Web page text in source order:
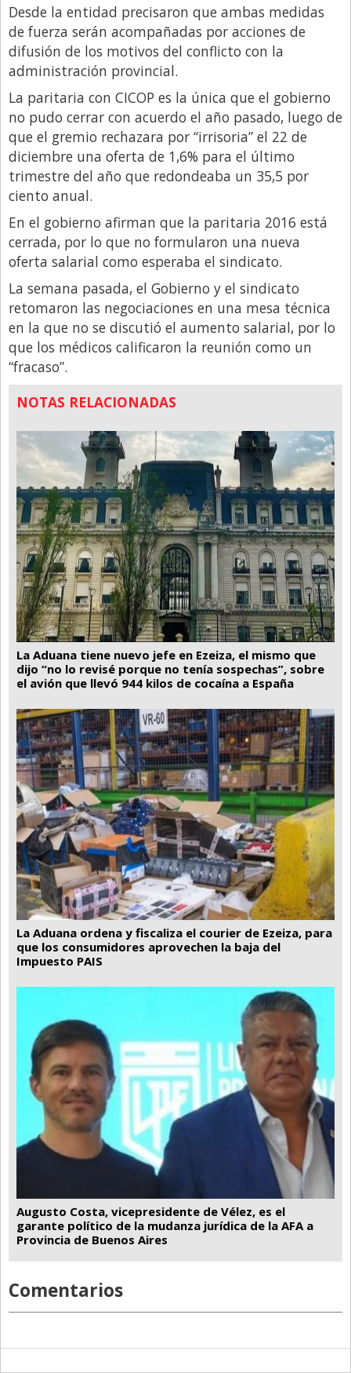
Medios
Millonarios
Minuto Lanzamiento
Negocios
Opinion
País
Política
Real Estate y Propiedades
Responsabilidad Social
Salidas
Santa Fe
Show Business
Sociedad
Tecnología
Tendencias
Viajes
Desde la entidad precisaron que ambas medidas
de fuerza serán acompañadas por acciones de
difusión de los motivos del conflicto con la
administración provincial.
La paritaria con CICOP es la única que el gobierno
no pudo cerrar con acuerdo el año pasado, luego de
que el gremio rechazara por “irrisoria” el 22 de
diciembre una oferta de 1,6% para el último
trimestre del año que redondeaba un 35,5 por
ciento anual.
En el gobierno afirman que la paritaria 2016 está
cerrada, por lo que no formularon una nueva
oferta salarial como esperaba el sindicato.
La semana pasada, el Gobierno y el sindicato
retomaron las negociaciones en una mesa técnica
en la que no se discutió el aumento salarial, por lo
que los médicos calificaron la reunión como un
“fracaso”.
NOTAS RELACIONADAS
La Aduana tiene nuevo jefe en Ezeiza, el mismo que
dijo “no lo revisé porque no tenía sospechas”, sobre
el avión que llevó 944 kilos de cocaína a España
La Aduana ordena y fiscaliza el courier de Ezeiza, para
que los consumidores aprovechen la baja del
Impuesto PAIS
Augusto Costa, vicepresidente de Vélez, es el
garante político de la mudanza jurídica de la AFA a
Provincia de Buenos Aires
Comentarios